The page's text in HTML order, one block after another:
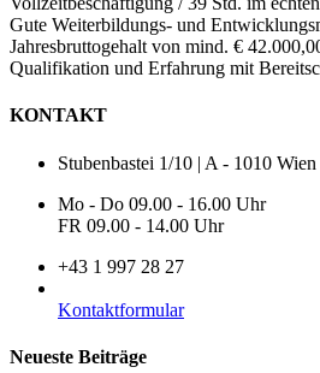
Gute Weiterbildungs- und
Jahresbruttogehalt von mind. €
Qualifikation und Erfahrung mit
KONTAKT
Stubenbastei 1/10 | A - 1010 Wien
Mo - Do 09.00 - 16.00 Uhr
FR 09.00 - 14.00 Uhr
+43 1 997 28 27
Kontaktformular
Neueste Beiträge